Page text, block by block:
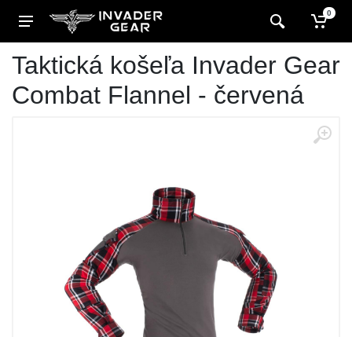
0
Taktická košeľa Invader Gear
Combat Flannel - červená